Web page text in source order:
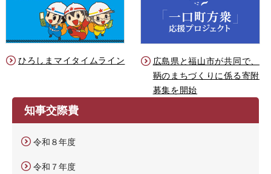
ひろしまマイタイムライン
広島県と福山市が共同で、
鞆のまちづくりに係る寄附
募集を開始
知事交際費
令和８年度
令和７年度